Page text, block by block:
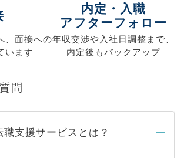
面接への
います
内定・入職
アフターフォロー
年収交渉や入社日調整まで、
内定後もバックアップ
問
職支援サービスとは？